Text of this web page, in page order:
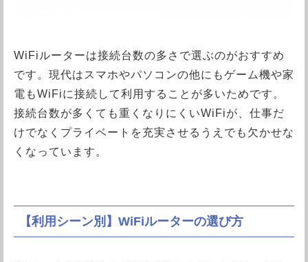
WiFiルーターは接続台数の多さで選ぶのがおすすめ
です。現代はスマホやパソコンの他にもゲーム機や家
電もWiFiに接続して利用することが多いためです。
接続台数が多くても重くなりにくいWiFiが、仕事だ
けでなくプライベートを充実させるうえでも欠かせな
くなっています。
【利用シーン別】WiFiルーターの選び方